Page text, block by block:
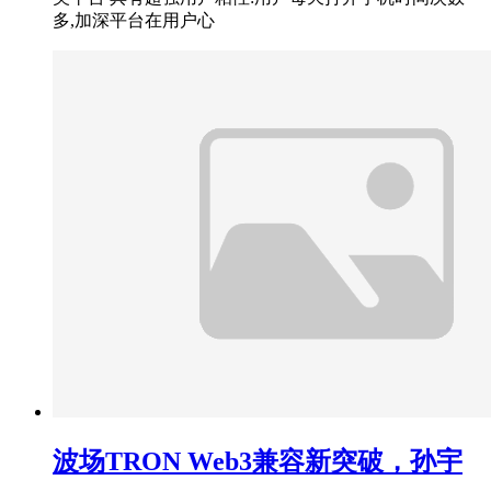
多,加深平台在用户心
波场TRON Web3兼容新突破，孙宇